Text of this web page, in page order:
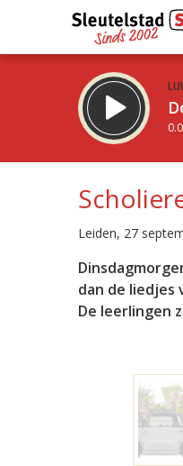
Inklappen
Leiden, 27
dan de liedjes
De leerlingen